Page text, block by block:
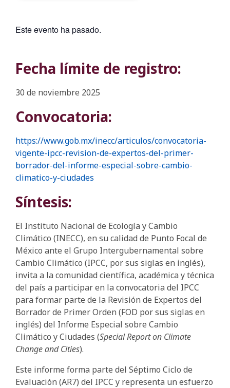
Este evento ha pasado.
Fecha límite de registro:
30 de noviembre 2025
Convocatoria:
https://www.gob.mx/inecc/articulos/convocatoria-
vigente-ipcc-revision-de-expertos-del-primer-
borrador-del-informe-especial-sobre-cambio-
climatico-y-ciudades
Síntesis:
El Instituto Nacional de Ecología y Cambio
Climático (INECC), en su calidad de Punto Focal de
México ante el Grupo Intergubernamental sobre
Cambio Climático (IPCC, por sus siglas en inglés),
invita a la comunidad científica, académica y técnica
del país a participar en la convocatoria del IPCC
para formar parte de la Revisión de Expertos del
Borrador de Primer Orden (FOD por sus siglas en
inglés) del Informe Especial sobre Cambio
Climático y Ciudades (Special Report on Climate
Change and Cities).
Este informe forma parte del Séptimo Ciclo de
Evaluación (AR7) del IPCC y representa un esfuerzo